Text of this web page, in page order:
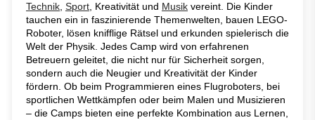
Technik, Sport, Kreativität und Musik vereint. Die Kinder
tauchen ein in faszinierende Themenwelten, bauen LEGO-
Roboter, lösen knifflige Rätsel und erkunden spielerisch die
Welt der Physik. Jedes Camp wird von erfahrenen
Betreuern geleitet, die nicht nur für Sicherheit sorgen,
sondern auch die Neugier und Kreativität der Kinder
fördern. Ob beim Programmieren eines Flugroboters, bei
sportlichen Wettkämpfen oder beim Malen und Musizieren
– die Camps bieten eine perfekte Kombination aus Lernen,